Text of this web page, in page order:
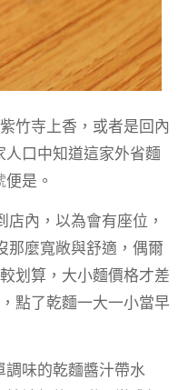
竹寺上香，或者是回內
口中知道這家外省麵
便是。
內，以為會有座位，
那麼寬敞與舒適，偶爾
划算，大小麵價格才差
點了乾麵一大一小當早
味的乾麵醬汁帶水